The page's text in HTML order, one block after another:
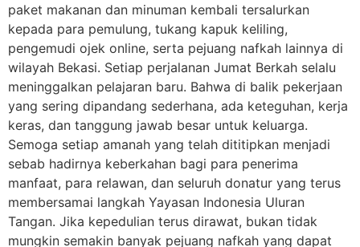
paket makanan dan minuman kembali tersalurkan
kepada para pemulung, tukang kapuk keliling,
pengemudi ojek online, serta pejuang nafkah lainnya di
wilayah Bekasi. Setiap perjalanan Jumat Berkah selalu
meninggalkan pelajaran baru. Bahwa di balik pekerjaan
yang sering dipandang sederhana, ada keteguhan, kerja
keras, dan tanggung jawab besar untuk keluarga.
Semoga setiap amanah yang telah dititipkan menjadi
sebab hadirnya keberkahan bagi para penerima
manfaat, para relawan, dan seluruh donatur yang terus
membersamai langkah Yayasan Indonesia Uluran
Tangan. Jika kepedulian terus dirawat, bukan tidak
mungkin semakin banyak pejuang nafkah yang dapat